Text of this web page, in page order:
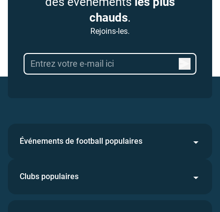
chauds.
Rejoins-les.
Événements de football populaires
Clubs populaires